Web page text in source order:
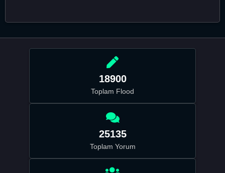
18900
Toplam Flood
25135
Toplam Yorum